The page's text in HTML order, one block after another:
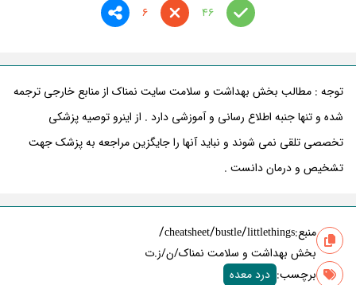
46
6
توجه : مطالب بخش بهداشت و سلامت سایت نمناک از منابع خارجی ترجمه
شده و تنها جنبه اطلاع رسانی و آموزشی دارد . از اینرو توصیه پزشکی
تخصصی تلقی نمی شوند و نباید آنها را جایگزین مراجعه به پزشک جهت
تشخیص و درمان دانست .
منبع:littlethings
/
bustle
/
cheatsheet
/
بخش بهداشت و سلامت نمناک/ن/ز.ت
برچسب‌: درد معده